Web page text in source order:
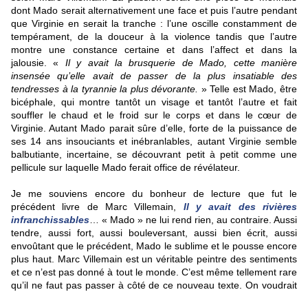
dont Mado serait alternativement une face et puis l’autre pendant
que Virginie en serait la tranche : l’une oscille constamment de
tempérament, de la douceur à la violence tandis que l’autre
montre une constance certaine et dans l’affect et dans la
jalousie.« Il y avait la brusquerie de Mado, cette manière
insensée qu’elle avait de passer de la plus insatiable des
tendresses à la tyrannie la plus dévorante. » Telle est Mado, être
bicéphale, qui montre tantôt un visage et tantôt l’autre et fait
souffler le chaud et le froid sur le corps et dans le cœur de
Virginie. Autant Mado parait sûre d’elle, forte de la puissance de
ses 14 ans insouciants et inébranlables, autant Virginie semble
balbutiante, incertaine, se découvrant petit à petit comme une
pellicule sur laquelle Mado ferait office de révélateur.
Je me souviens encore du bonheur de lecture que fut le
précédent livre de Marc Villemain, Il y avait des rivières
infranchissables … « Mado » ne lui rend rien, au contraire. Aussi
tendre, aussi fort, aussi bouleversant, aussi bien écrit, aussi
envoûtant que le précédent, Mado le sublime et le pousse encore
plus haut. Marc Villemain est un véritable peintre des sentiments
et ce n’est pas donné à tout le monde. C’est même tellement rare
qu’il ne faut pas passer à côté de ce nouveau texte. On voudrait